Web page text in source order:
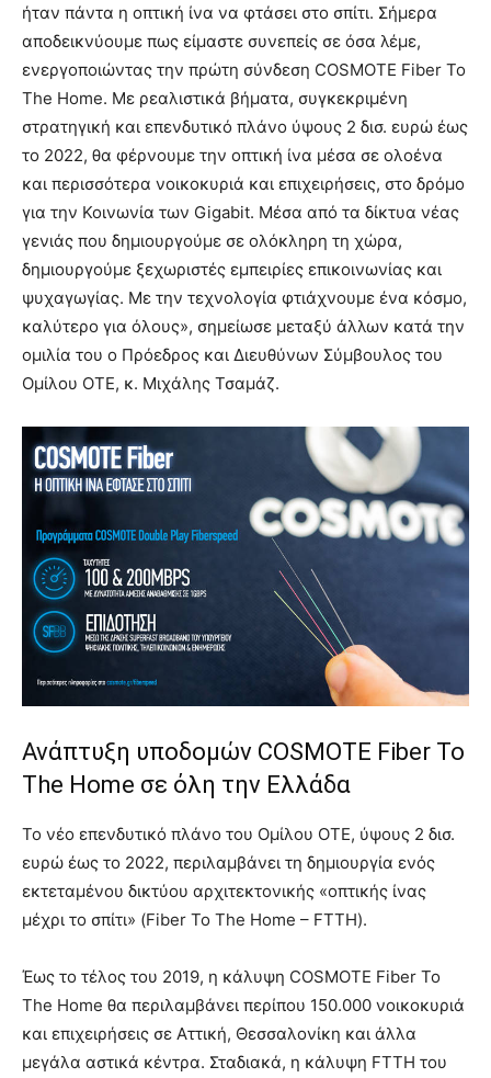
ήταν πάντα η οπτική ίνα να φτάσει στο σπίτι. Σήμερα
αποδεικνύουμε πως είμαστε συνεπείς σε όσα λέμε,
ενεργοποιώντας την πρώτη σύνδεση COSMOTE Fiber To
The Home. Με ρεαλιστικά βήματα, συγκεκριμένη
στρατηγική και επενδυτικό πλάνο ύψους 2 δισ. ευρώ έως
το 2022, θα φέρνουμε την οπτική ίνα μέσα σε ολοένα
και περισσότερα νοικοκυριά και επιχειρήσεις, στο δρόμο
για την Κοινωνία των Gigabit. Μέσα από τα δίκτυα νέας
γενιάς που δημιουργούμε σε ολόκληρη τη χώρα,
δημιουργούμε ξεχωριστές εμπειρίες επικοινωνίας και
ψυχαγωγίας. Με την τεχνολογία φτιάχνουμε ένα κόσμο,
καλύτερο για όλους», σημείωσε μεταξύ άλλων κατά την
ομιλία του ο Πρόεδρος και Διευθύνων Σύμβουλος του
Ομίλου ΟΤΕ, κ. Μιχάλης Τσαμάζ.
Ανάπτυξη υποδομών COSMOTE Fiber To
The Home σε όλη την Ελλάδα
Το νέο επενδυτικό πλάνο του Ομίλου ΟΤΕ, ύψους 2 δισ.
ευρώ έως το 2022, περιλαμβάνει τη δημιουργία ενός
εκτεταμένου δικτύου αρχιτεκτονικής «οπτικής ίνας
μέχρι το σπίτι» (Fiber To The Home – FTTH).
Έως το τέλος του 2019, η κάλυψη COSMOTE Fiber To
The Home θα περιλαμβάνει περίπου 150.000 νοικοκυριά
και επιχειρήσεις σε Αττική, Θεσσαλονίκη και άλλα
μεγάλα αστικά κέντρα. Σταδιακά, η κάλυψη FTTH του